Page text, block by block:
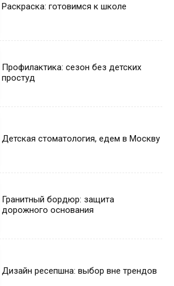
Раскраска: готовимся к школе
Профилактика: сезон без детских
простуд
Детская стоматология, едем в Москву
Гранитный бордюр: защита
дорожного основания
Дизайн ресепшна: выбор вне трендов